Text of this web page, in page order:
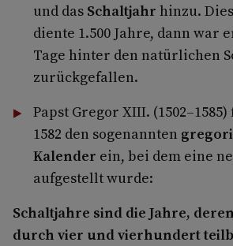
und das Schaltjahr hinzu.
diente 1.500 Jahre, dann war
Tage hinter den natürlichen
zurückgefallen.
Papst Gregor XIII.
1582 den sogenannten
Kalender ein, bei dem eine
aufgestellt wurde:
Schaltjahre sind die Jahre,
durch vier und vierhundert